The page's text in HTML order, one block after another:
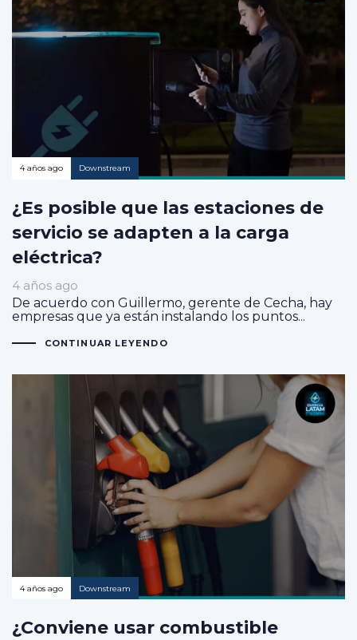
4 años ago Downstream
¿Es posible que las estaciones de
servicio se adapten a la carga
eléctrica?
4 años ago
De acuerdo con Guillermo, gerente de Cecha, hay
empresas que ya están instalando los puntos...
CONTINUAR LEYENDO
4 años ago Downstream
¿Conviene usar combustible